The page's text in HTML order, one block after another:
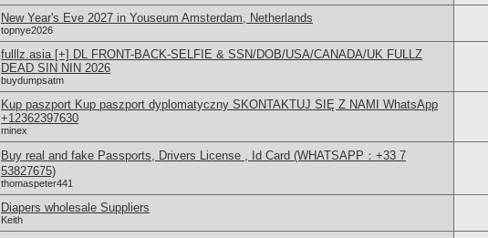
New Year's Eve 2027 in Youseum Amsterdam, Netherlands
topnye2026
fulllz.asia [+] DL FRONT-BACK-SELFIE & SSN/DOB/USA/CANADA/UK FULLZ
DEAD SIN NIN 2026
buydumpsatm
Kup paszport Kup paszport dyplomatyczny SKONTAKTUJ SIĘ Z NAMI WhatsApp
+12362397630
minex
Buy real and fake Passports, Drivers License , Id Card (WHATSAPP：+33 7
53827675)
thomaspeter441
Diapers wholesale Suppliers
Keith